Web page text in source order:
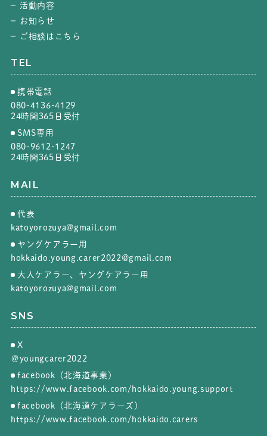
活動内容
お知らせ
ご相談はこちら
TEL
携帯電話
080-4136-4129
24時間365日受付
SMS専用
080-9612-1247
24時間365日受付
MAIL
代表
katoyorozuya@gmail.com
ヤングケアラー用
hokkaido.young.carer2022@gmail.com
大人ケアラー、ヤングケアラー用
katoyorozuya@gmail.com
SNS
X
＠youngcarer2022
facebook（北海道事業）
https://www.facebook.com/hokkaido.young.support
facebook（北海道ケアラーズ）
https://www.facebook.com/hokkaido.carers